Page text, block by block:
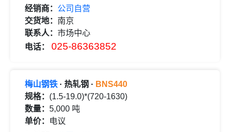
经销商： 公司自营
交货地： 南京
联系人： 市场中心
电话：
025-86363852
梅山钢铁 · 热轧钢 · BNS440
规格： (1.5-19.0)*(720-1630)
数量： 5,000 吨
单价：
电议